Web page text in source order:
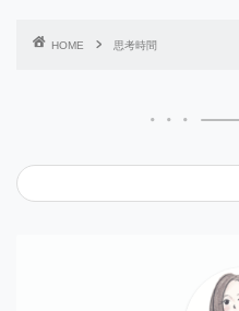
HOME 思考時間